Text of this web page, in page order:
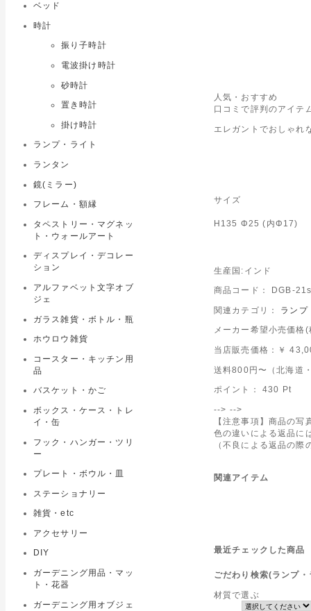
ベッド
時計
振り子時計
電波掛け時計
砂時計
置き時計
掛け時計
ランプ・ライト
ランタン
鏡(ミラー)
フレーム・額縁
タペストリー・マグネッ
ト・ウォールアート
ディスプレイ・デコレー
ション
アルファベット文字オブ
ジェ
ガラス雑貨・ボトル・瓶
ホウロウ雑貨
コースター・キッチン用
品
バスケット・かご
ボックス・ケース・トレ
イ・缶
フック・ハンガー・ツリ
ー
プレート・ボウル・皿
ステーショナリー
雑貨・etc
アクセサリー
DIY
ガーデニング用品・マッ
ト・花器
ガーデニング用オブジェ
人気・おすすめ
口コミで評判のアイテ
エレガントでおしゃれ
サイズ
H135 Φ25 (内Φ17)
生産国:インド
商品コード： DGB-
関連カテゴリ： ランプ
メーカー希望小売価
当店販売価格： ￥
送料800円〜（北海
ポイント： 430 Pt
--> -->
【注意事項】商品の
色の違いによる返品に
（不良による返品の
関連アイテム
最近チェックした商品
ごだわり検索(ランプ
材質で選ぶ